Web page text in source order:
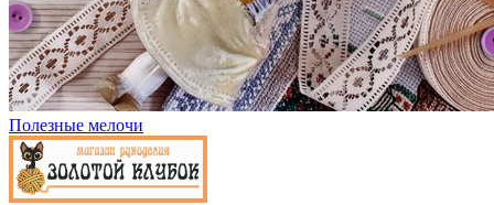
Полезные мелочи